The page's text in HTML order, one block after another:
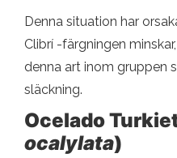
Denna situation har
Clibrí -färgningen
denna art inom gruppen
släckning.
Ocelado
ocalylata)